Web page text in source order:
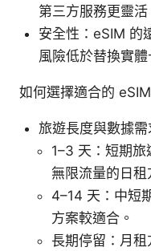
第三方服務更靈活
安全性：eSIM 的
風險低於替換實體
如何選擇適合的
旅遊長度與數據需
1–3 天：短期
無限流量的日租
4–14 天：中短
方案較適合。
長期停留：月